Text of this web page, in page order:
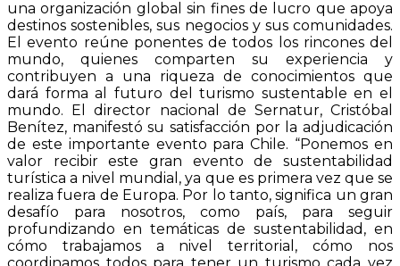
una organización global sin fines de lucro que apoya
destinos sostenibles, sus negocios y sus comunidades.
El evento reúne ponentes de todos los rincones del
mundo, quienes comparten su experiencia y
contribuyen a una riqueza de conocimientos que
dará forma al futuro del turismo sustentable en el
mundo. El director nacional de Sernatur, Cristóbal
Benítez, manifestó su satisfacción por la adjudicación
de este importante evento para Chile. “Ponemos en
valor recibir este gran evento de sustentabilidad
turística a nivel mundial, ya que es primera vez que se
realiza fuera de Europa. Por lo tanto, significa un gran
desafío para nosotros, como país, para seguir
profundizando en temáticas de sustentabilidad, en
cómo trabajamos a nivel territorial, cómo nos
coordinamos todos para tener un turismo cada vez